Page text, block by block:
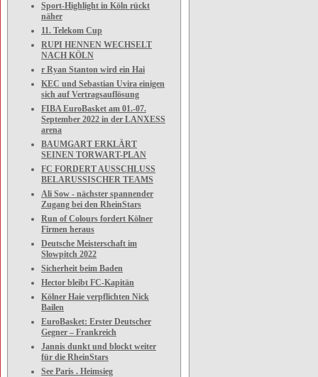
Sport-Highlight in Köln rückt
näher
11. Telekom Cup
RUPI HENNEN WECHSELT
NACH KÖLN
r Ryan Stanton wird ein Hai
KEC und Sebastian Uvira einigen
sich auf Vertragsauflösung
FIBA EuroBasket am 01.-07.
September 2022 in der LANXESS
arena
BAUMGART ERKLÄRT
SEINEN TORWART-PLAN
FC FORDERT AUSSCHLUSS
BELARUSSISCHER TEAMS
Ali Sow - nächster spannender
Zugang bei den RheinStars
Run of Colours fordert Kölner
Firmen heraus
Deutsche Meisterschaft im
Slowpitch 2022
Sicherheit beim Baden
Hector bleibt FC-Kapitän
Kölner Haie verpflichten Nick
Bailen
EuroBasket: Erster Deutscher
Gegner – Frankreich
Jannis dunkt und blockt weiter
für die RheinStars
See Paris . Heimsieg